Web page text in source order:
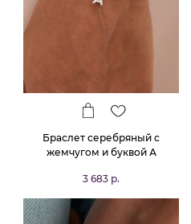
Браслет серебряный с
жемчугом и буквой А
3 683 р.